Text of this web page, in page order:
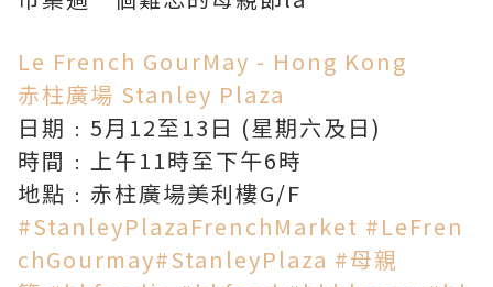
Le French GourMay - Hong Kong
赤柱廣場 Stanley Plaza
日期﹕5月12至13日 (星期六及日)
時間﹕上午11時至下午6時
地點﹕赤柱廣場美利樓G/F
#StanleyPlazaFrenchMarket #LeFren
chGourmay#StanleyPlaza #母親